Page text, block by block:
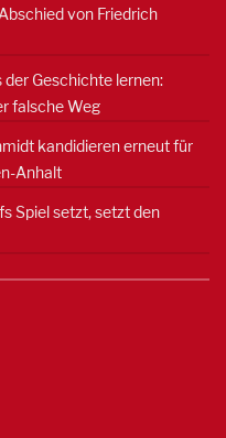
von Friedrich
Geschichte lernen:
falsche Weg
kandidieren erneut für
Anhalt
Spiel setzt, setzt den